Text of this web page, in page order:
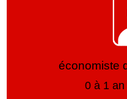
économiste
0 à 1